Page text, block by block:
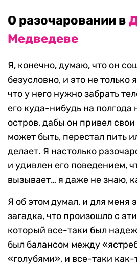
О разочаровании в
Медведеве
Я, конечно, думаю, что он
безусловно, и это не
что у него нужно забрать
его куда-нибудь на полгода
остров, дабы он привел
может быть, перестал пить
делает. Я настолько
и удивлен его поведением,
вызывает… я даже не знаю,
Я об этом думал, и для меня
загадка, что произошло с
который все-таки был
был балансом между
«голубями», и все-таки как-